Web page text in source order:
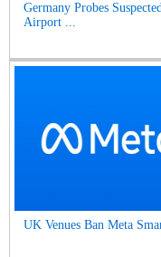
Germany Probes
Airport ...
UK Venues Ban Meta